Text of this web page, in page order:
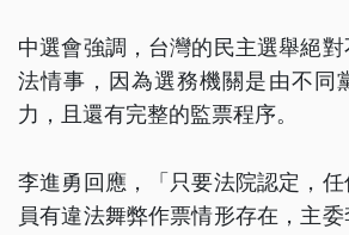
中選會強調，台灣的民主選舉絕
法情事，因為選務機關是由不同
力，且還有完整的監票程序。
李進勇回應，「只要法院認定，任
員有違法舞弊作票情形存在，主